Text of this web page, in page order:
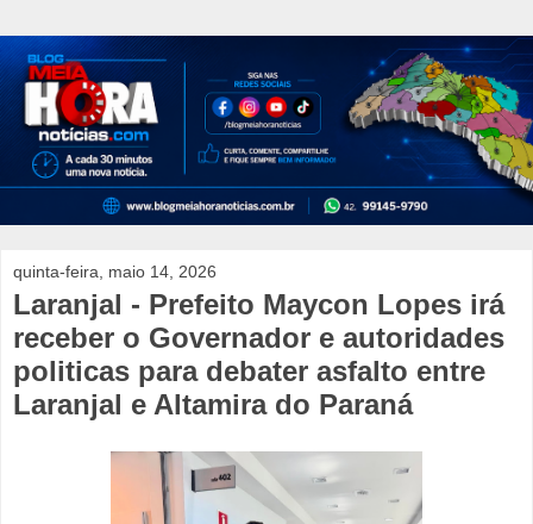
quinta-feira, maio 14, 2026
Laranjal - Prefeito Maycon Lopes irá
receber o Governador e autoridades
politicas para debater asfalto entre
Laranjal e Altamira do Paraná